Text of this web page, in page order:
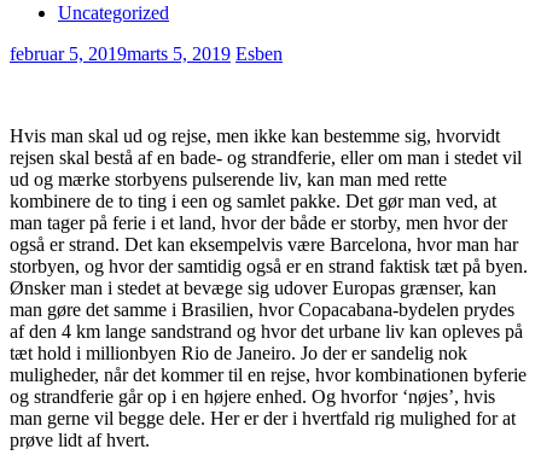
Uncategorized
februar 5, 2019marts 5, 2019 Esben
Hvis man skal ud og rejse, men ikke kan bestemme sig, hvorvidt
rejsen skal bestå af en bade- og strandferie, eller om man i stedet vil
ud og mærke storbyens pulserende liv, kan man med rette
kombinere de to ting i een og samlet pakke. Det gør man ved, at
man tager på ferie i et land, hvor der både er storby, men hvor der
også er strand. Det kan eksempelvis være Barcelona, hvor man har
storbyen, og hvor der samtidig også er en strand faktisk tæt på byen.
Ønsker man i stedet at bevæge sig udover Europas grænser, kan
man gøre det samme i Brasilien, hvor Copacabana-bydelen prydes
af den 4 km lange sandstrand og hvor det urbane liv kan opleves på
tæt hold i millionbyen Rio de Janeiro. Jo der er sandelig nok
muligheder, når det kommer til en rejse, hvor kombinationen byferie
og strandferie går op i en højere enhed. Og hvorfor ‘nøjes’, hvis
man gerne vil begge dele. Her er der i hvertfald rig mulighed for at
prøve lidt af hvert.